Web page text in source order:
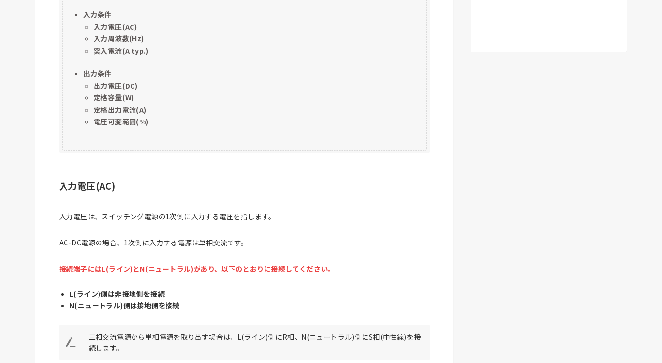
入力条件
入力電圧(AC)
入力周波数(Hz)
突入電流(A typ.)
出力条件
出力電圧(DC)
定格容量(W)
定格出力電流(A)
電圧可変範囲(%)
入力電圧(AC)
入力電圧は、スイッチング電源の1次側に入力する電圧を指します。
AC-DC電源の場合、1次側に入力する電源は単相交流です。
接続端子にはL(ライン)とN(ニュートラル)があり、以下のとおりに接続してください。
L(ライン)側は非接地側を接続
N(ニュートラル)側は接地側を接続
三相交流電源から単相電源を取り出す場合は、L(ライン)側にR相、N(ニュートラル)側にS相(中性線)を接
続します。